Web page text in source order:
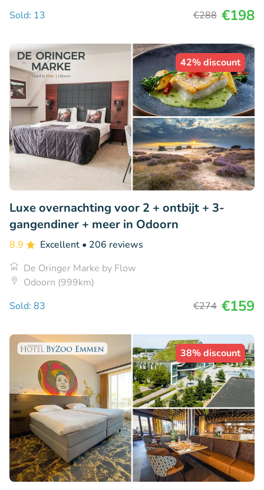
Sold: 13
€288 €198
42% discount
Luxe overnachting voor 2 + ontbijt + 3-
gangendiner + meer in Odoorn
8.9 Excellent • 206 reviews
De Oringer Marke by Flow
Odoorn (999km)
Sold: 83
€274 €159
38% discount